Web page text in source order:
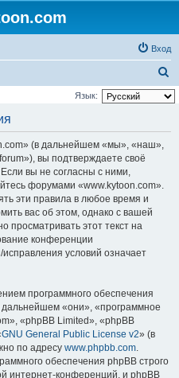
Вход
о
Язык:
(в дальнейшем «мы», «наш»,
вы подтверждаете своё
вы не согласны с ними,
форумами «www.kytoon.com».
эти правила в любое время и
вас об этом, однако с вашей
просматривать этот текст на
конференции
условий означает
программного обеспечения
«они», «программное
«phpBB Limited», «phpBB
GNU General Public License v2» (в
по адресу www.phpbb.com.
обеспечения phpBB строго
интернет-конференций, и phpBB